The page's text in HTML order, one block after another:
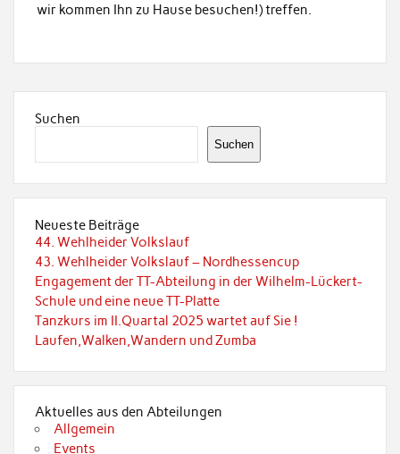
wir kommen Ihn zu Hause besuchen!) treffen.
Suchen
Suchen
Neueste Beiträge
44. Wehlheider Volkslauf
43. Wehlheider Volkslauf – Nordhessencup
Engagement der TT-Abteilung in der Wilhelm-Lückert-
Schule und eine neue TT-Platte
Tanzkurs im II.Quartal 2025 wartet auf Sie !
Laufen,Walken,Wandern und Zumba
Aktuelles aus den Abteilungen
Allgemein
Events